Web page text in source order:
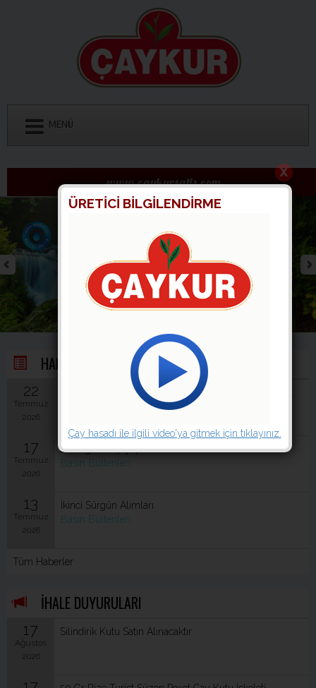
MENÜ
ÜRETİCİ BİLGİLENDİRME
Çay hasadı ile ilgili video'ya gitmek için tıklayınız.
www.caykursatis.com
HABERLER
22
Temmuz
2026
ÇAYKUR Genel Müdürü Yusuf Ziya Alim'den MSB T...
17
Temmuz
2026
2. Sürgün Yaş Çay Alımları
Basın Bültenleri
13
Temmuz
2026
İkinci Sürgün Alımları
Basın Bültenleri
Tüm Haberler
İHALE DUYURULARI
17
Ağustos
2026
Silindirik Kutu Satın Alınacaktır.